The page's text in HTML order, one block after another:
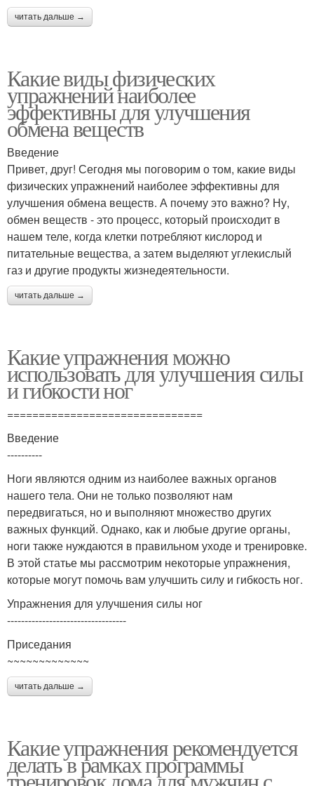
читать дальше →
Какие виды физических
упражнений наиболее
эффективны для улучшения
обмена веществ
Введение
Привет, друг! Сегодня мы поговорим о том, какие виды
физических упражнений наиболее эффективны для
улучшения обмена веществ. А почему это важно? Ну,
обмен веществ - это процесс, который происходит в
нашем теле, когда клетки потребляют кислород и
питательные вещества, а затем выделяют углекислый
газ и другие продукты жизнедеятельности.
читать дальше →
Какие упражнения можно
использовать для улучшения силы
и гибкости ног
===============================
Введение
----------
Ноги являются одним из наиболее важных органов
нашего тела. Они не только позволяют нам
передвигаться, но и выполняют множество других
важных функций. Однако, как и любые другие органы,
ноги также нуждаются в правильном уходе и тренировке.
В этой статье мы рассмотрим некоторые упражнения,
которые могут помочь вам улучшить силу и гибкость ног.
Упражнения для улучшения силы ног
----------------------------------
Приседания
~~~~~~~~~~~~~
читать дальше →
Какие упражнения рекомендуется
делать в рамках программы